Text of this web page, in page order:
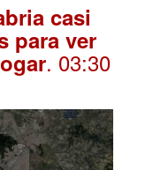
casi
para ver
. 03:30